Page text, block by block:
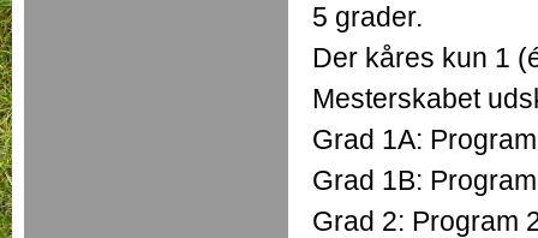
5 grader.
Der kåres kun 1
Mesterskabet
Grad 1A:
Grad 1B:
Grad 2: Program